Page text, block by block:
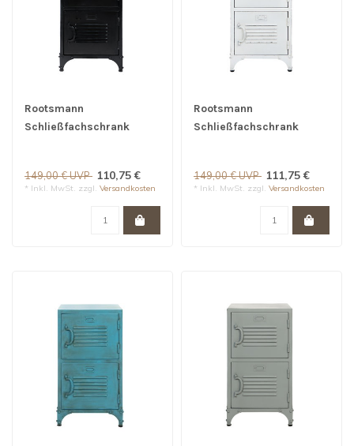
Rootsmann
Schließfachschrank
149,00 € UVP 110,75 €
* Inkl. MwSt. zzgl. Versandkosten
Rootsmann
Schließfachschrank
149,00 € UVP 111,75 €
* Inkl. MwSt. zzgl. Versandkosten